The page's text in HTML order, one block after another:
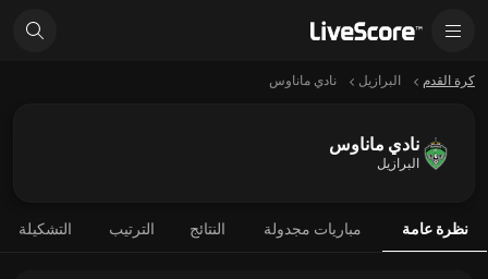
كرة القدم البرازيل نادي ماناوس
نادي ماناوس
البرازيل
نظرة عامة مباريات مجدولة النتائج الترتيب التشكيلة